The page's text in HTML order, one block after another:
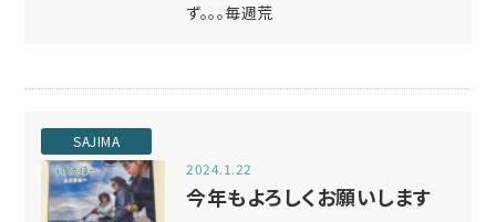
ず。。。毎週荒
SAJIMA
2024.1.22
今年もよろしくお願いします